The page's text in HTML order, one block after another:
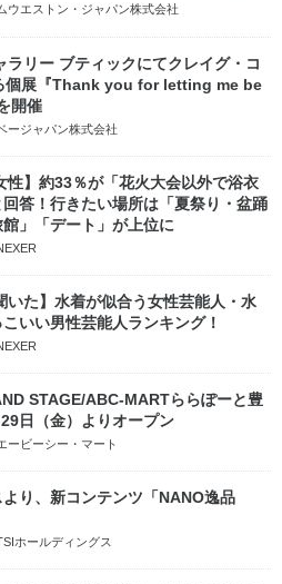
ウエストン・ジャパン株式会社
ラリー ブティックにてクレイグ・コ
個展『Thank you for letting me be
開催
ージャパン株式会社
性】約33％が「花火大会以外で浴衣
答！行きたい場所は「夏祭り・盆踊
」「デート」が上位に
いた】水着が似合う女性芸能人・水
いい男性芸能人ランキング！
STAGE/ABC-MARTららぽーと豊
日（金）よりオープン
ービーシー・マート
り、新コンテンツ「NANO逸品
ホールディングス